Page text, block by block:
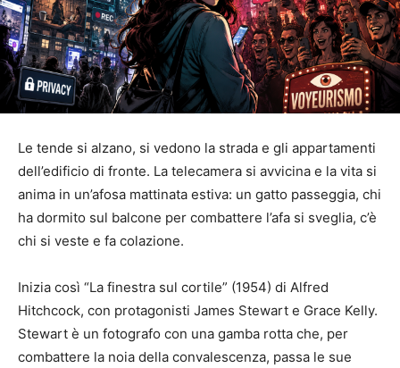
Le tende si alzano, si vedono la strada e gli appartamenti
dell’edificio di fronte. La telecamera si avvicina e la vita si
anima in un’afosa mattinata estiva: un gatto passeggia, chi
ha dormito sul balcone per combattere l’afa si sveglia, c’è
chi si veste e fa colazione.
Inizia così “La finestra sul cortile” (1954) di Alfred
Hitchcock, con protagonisti James Stewart e Grace Kelly.
Stewart è un fotografo con una gamba rotta che, per
combattere la noia della convalescenza, passa le sue